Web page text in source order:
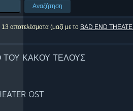
Αναζήτηση
αποτελέσματα (μαζί με το BAD END
ΤΟΥ ΚΑΚΟΥ ΤΕΛΟΥΣ
OST